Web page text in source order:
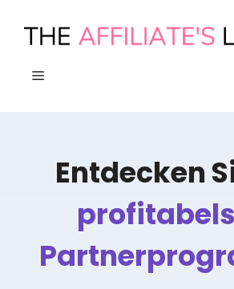
Inhalt
MENÜ
Entdecken